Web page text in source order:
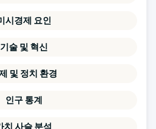
시경제 요인
기술 및 혁신
및 정치 환경
인구 통계
치 사슬 분석